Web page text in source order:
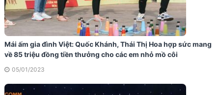
Mái ấm gia đình Việt: Quốc Khánh, Thái Thị Hoa hợp sức mang
về 85 triệu đồng tiền thưởng cho các em nhỏ mồ côi
05/01/2023